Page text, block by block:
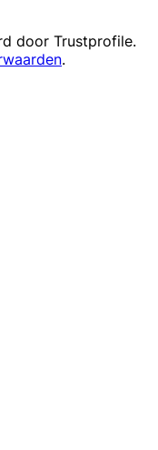
door Trustprofile.
.